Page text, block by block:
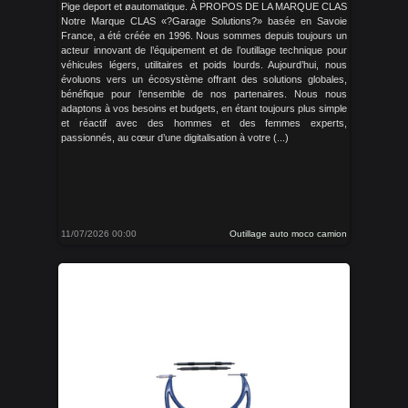
Pige deport et øautomatique. À PROPOS DE LA MARQUE CLAS
Notre Marque CLAS «?Garage Solutions?» basée en Savoie
France, a été créée en 1996. Nous sommes depuis toujours un
acteur innovant de l’équipement et de l’outillage technique pour
véhicules légers, utilitaires et poids lourds. Aujourd’hui, nous
évoluons vers un écosystème offrant des solutions globales,
bénéfique pour l’ensemble de nos partenaires. Nous nous
adaptons à vos besoins et budgets, en étant toujours plus simple
et réactif avec des hommes et des femmes experts,
passionnés, au cœur d’une digitalisation à votre (...)
11/07/2026 00:00 Outillage auto moco camion